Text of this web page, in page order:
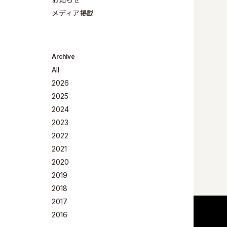
Company
メディア掲載
Archive
All
2026
2025
2024
2023
2022
2021
2020
2019
2018
2017
2016